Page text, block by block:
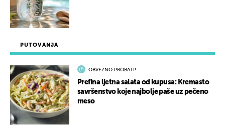
PUTOVANJA
OBVEZNO PROBATI!
Prefina ljetna salata od kupusa: Kremasto
savršenstvo koje najbolje paše uz pečeno
meso